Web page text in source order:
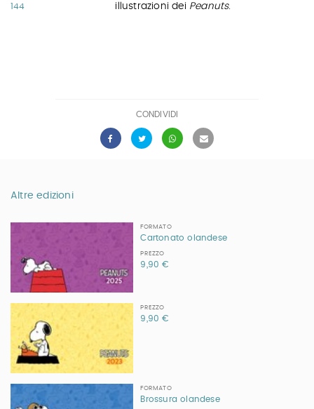
144
illustrazioni dei Peanuts.
CONDIVIDI
Altre edizioni
FORMATO
Cartonato olandese
PREZZO
9,90 €
PREZZO
9,90 €
FORMATO
Brossura olandese